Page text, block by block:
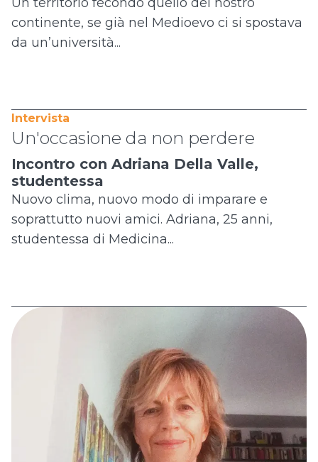
continente, se già nel Medioevo ci si spostava
da un’università...
Intervista
Un'occasione da non perdere
Incontro con Adriana Della Valle,
studentessa
Nuovo clima, nuovo modo di imparare e
soprattutto nuovi amici. Adriana, 25 anni,
studentessa di Medicina...